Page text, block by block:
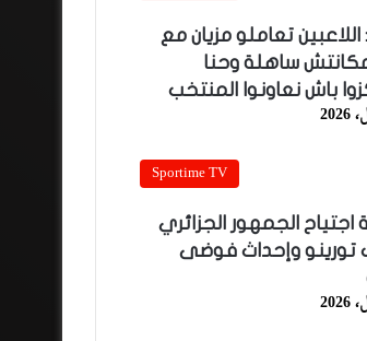
تعاملو مزيان مع
مكانتش ساهلة وحنا
باش نعاونوا المنتخب
Sportime TV
الجمهور الجزائري
تورينو وإحداث فوضى